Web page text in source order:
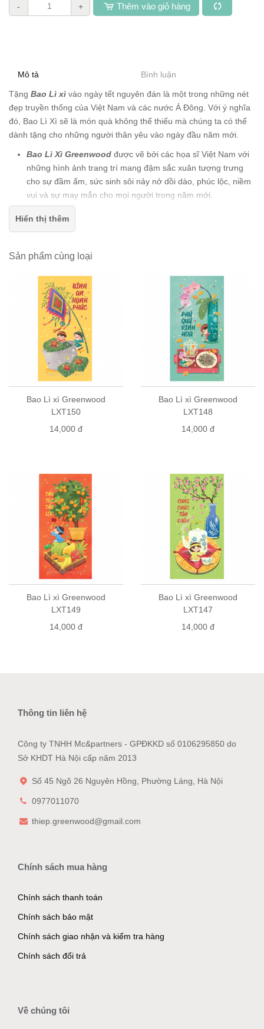
- + Thêm vào giỏ hàng
Mô tả Bình luận
Tặng Bao Lì xì vào ngày tết nguyên đán là một trong những nét
đẹp truyền thống của Việt Nam và các nước Á Đông. Với ý nghĩa
đó, Bao Lì Xì sẽ là món quà không thể thiếu mà chúng ta có thể
dành tặng cho những người thân yêu vào ngày đầu năm mới.
Bao Lì Xì Greenwood được vẽ bởi các họa sĩ Việt Nam với
những hình ảnh trang trí mang đậm sắc xuân tượng trưng
cho sự đầm ấm, sức sinh sôi nảy nở dồi dào, phúc lộc, niềm
vui và sự may mắn cho mọi người trong năm mới.
Bao Lì Xì Greenwood
dặn, bền màu theo thời gian. Kết hợp cùng với kỹ thuật in ấn
không cần phải gấp.
Bao Lì Xì Greenwood
được sản xuất tại Việt Nam
Bao Lì Xì Greenwood
là thương hiệu đã được đăng ký bảo
hộ bởi cục sở hữu trí tuệ
Ngoài sử dụng làm quà tặng,
còn có thể dùng để
trang trí cành đào, cây quất, sẽ tô điểm cho không gian gia
đình bạn thêm phần sinh động, nổi bật.
Chúng tôi có xuất hoá đơn giá trị gia tăng
Hướng dẫn mua hàng
1/ Mua lẻ online: đặt hàng theo trình tự trên website, chúng tôi sẽ
liên hệ để xác nhận đơn hàng và giao hàng.
2/ Mua lẻ offline: hãy ghé qua các nhà sách và cửa hàng quà
3/ Mua sỉ và đặt in lì xì có logo doanh nghiệp: vui lòng liên hệ số
điện thoại 0904147007 (zalo/viber) để được báo giá
Hiển thị thêm
Sản phẩm cùng loại
Bao Lì xì Greenwood
LXT150
14,000 đ
Bao Lì xì Greenwood
LXT149
14,000 đ
Bao Lì xì Greenwood
LXT148
14,000 đ
Bao Lì xì Greenwood
LXT147
14,000 đ
Thông tin liên hệ
Công ty TNHH Mc&partners - GPĐKKD số 0106295850 do
Sở KHDT Hà Nội cấp năm 2013
Số 45 Ngõ 26 Nguyên Hồng, Phường Láng, Hà Nội
0977011070
thiep.greenwood@gmail.com
Chính sách mua hàng
Chính sách thanh toán
Chính sách bảo mật
Chính sách giao nhận và kiểm tra hàng
Chính sách đổi trả
Về chúng tôi